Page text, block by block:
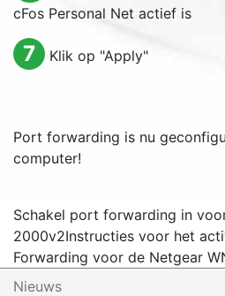
cFos Personal Net actief is
7 Klik op "Apply"
Port forwarding is nu
computer!
Schakel port forwarding in
2000v2Instructies voor het
Forwarding voor de Netgear
Nieuws